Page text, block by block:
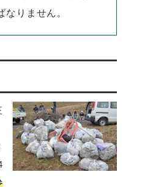
りません。